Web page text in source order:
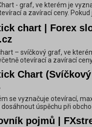
- graf, ve kterém je
a zavírací ceny. Pokud
chart | Forex
– svíčkový graf, ve
otevírací a zavírací
Chart
se vyznačuje otevírací,
úspěchu při
pojmů |